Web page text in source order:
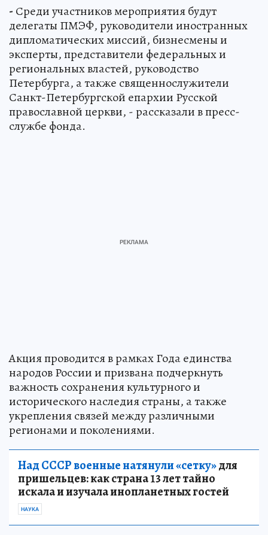
- Среди участников мероприятия будут
делегаты ПМЭФ, руководители иностранных
дипломатических миссий, бизнесмены и
эксперты, представители федеральных и
региональных властей, руководство
Петербурга, а также священнослужители
Санкт-Петербургской епархии Русской
православной церкви, - рассказали в пресс-
службе фонда.
Акция проводится в рамках Года единства
народов России и призвана подчеркнуть
важность сохранения культурного и
исторического наследия страны, а также
укрепления связей между различными
регионами и поколениями.
Над СССР военные натянули «сетку»для
пришельцев: как страна 13 лет тайно
искала и изучала инопланетных гостей
НАУКА